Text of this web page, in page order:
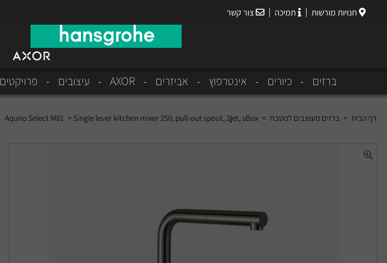
חנויות מורשות תמיכה צור קשר
ברזים כיורים אינטרפוץ אביזרים AXOR עיצובים פרויקטים
דף הבית > ברזים מעוצבים למטבח >
Aquno Select M81 >Single lever kitchen mixer 250, pull-out spout, 2jet, sBox